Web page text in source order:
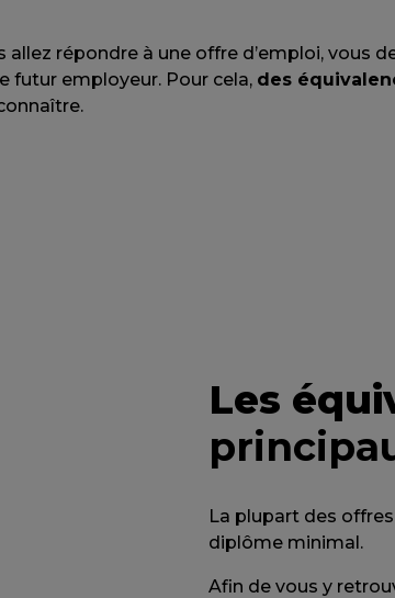
allez répondre à une offre d’emploi, vous
futur employeur. Pour cela, des
Les
La plupart des
diplôme minimal.
Afin de vous y